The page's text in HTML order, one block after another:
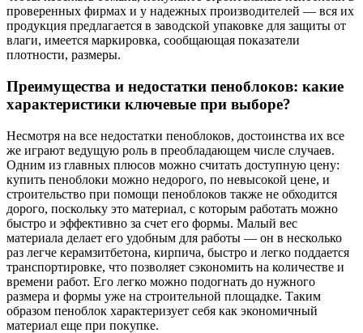
проверенных фирмах и у надежных производителей — вся их
продукция предлагается в заводской упаковке для защиты от
влаги, имеется маркировка, сообщающая показатели
плотности, размеры.
Преимущества и недостатки пеноблоков: какие
характеристики ключевые при выборе?
Несмотря на все недостатки пеноблоков, достоинства их все
же играют ведущую роль в преобладающем числе случаев.
Одним из главных плюсов можно считать доступную цену:
купить пеноблоки можно недорого, по невысокой цене, и
строительство при помощи пеноблоков также не обходится
дорого, поскольку это материал, с которым работать можно
быстро и эффективно за счет его формы. Малый вес
материала делает его удобным для работы — он в несколько
раз легче керамзитбетона, кирпича, быстро и легко поддается
транспортировке, что позволяет сэкономить на количестве и
времени работ. Его легко можно подогнать до нужного
размера и формы уже на строительной площадке. Таким
образом пеноблок характеризует себя как экономичный
материал еще при покупке.